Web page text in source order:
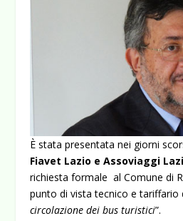
È stata presentata nei giorni
Fiavet Lazio e Assoviaggi
richiesta formale al Comune di
punto di vista tecnico e tariffario
circolazione dei bus turistici”.